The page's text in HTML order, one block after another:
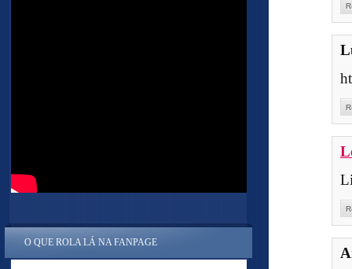
O QUE ROLA LÁ NA FANPAGE